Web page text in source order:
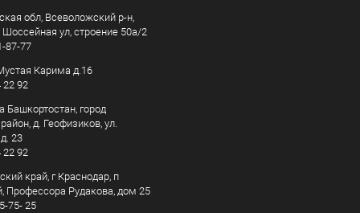
обл, Всеволожский р-н,
Шоссейная ул, строение 50а/2
87-77
Карима д.16
22 92
Башкортостан, город
д. Геофизиков, ул.
23
22 92
край, г Краснодар, п
Профессора Рудакова, дом 25
75- 25